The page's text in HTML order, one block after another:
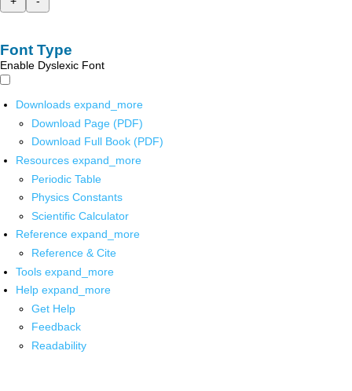
Font Type
Enable Dyslexic Font
Downloads expand_more
Download Page (PDF)
Download Full Book (PDF)
Resources expand_more
Periodic Table
Physics Constants
Scientific Calculator
Reference expand_more
Reference & Cite
Tools expand_more
Help expand_more
Get Help
Feedback
Readability